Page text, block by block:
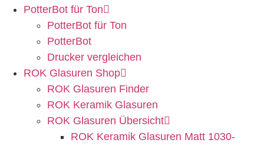
PotterBot für Ton
PotterBot für Ton
PotterBot
Drucker vergleichen
ROK Glasuren Shop
ROK Glasuren Finder
ROK Keramik Glasuren
ROK Glasuren Übersicht
ROK Keramik Glasuren Matt 1030-